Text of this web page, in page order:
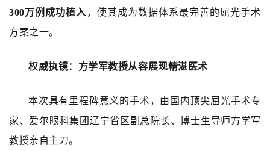
300万例成功植入 ，使其成为数据体系最完善的屈光手术
方案之一。
权威执镜： 方学军教授从容展现精湛医术
本次具有里程碑意义的手术，由国内顶尖屈光手术专
家、爱尔眼科集团辽宁省区副总院长、博士生导师方学军
教授亲自主刀。